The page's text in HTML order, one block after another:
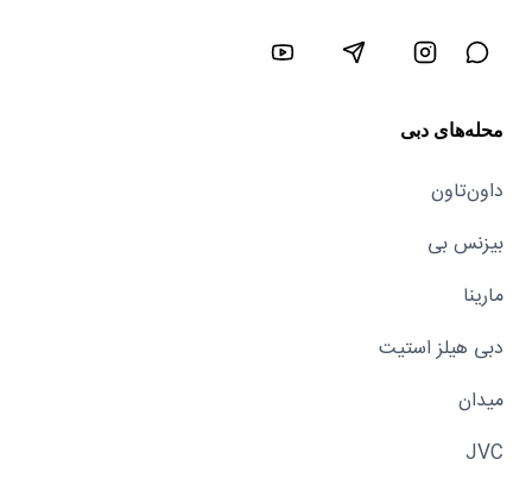
محله‌های دبی
داون‌تاون
بیزنس بی
مارینا
دبی هیلز استیت
میدان
JVC